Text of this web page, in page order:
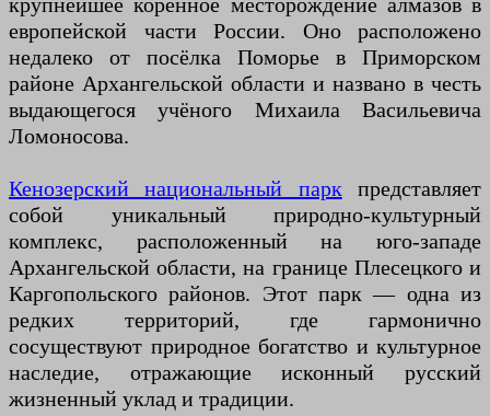
европейской части России. Оно расположено
недалеко от посёлка Поморье в Приморском
районе Архангельской области и названо в честь
выдающегося учёного Михаила Васильевича
Ломоносова.
Кенозерский национальный парк представляет
собой уникальный природно-культурный
комплекс, расположенный на юго-западе
Архангельской области, на границе Плесецкого и
Каргопольского районов. Этот парк — одна из
редких территорий, где гармонично
сосуществуют природное богатство и культурное
наследие, отражающие исконный русский
жизненный уклад и традиции.